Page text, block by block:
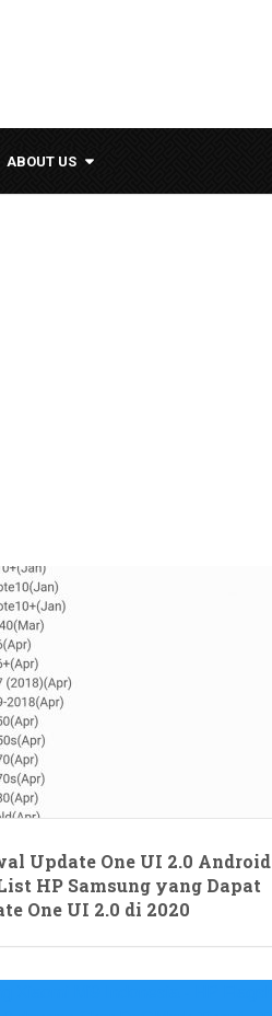
ABOUT US
Update One UI 2.0 Android
HP Samsung yang Dapat
One UI 2.0 di 2020